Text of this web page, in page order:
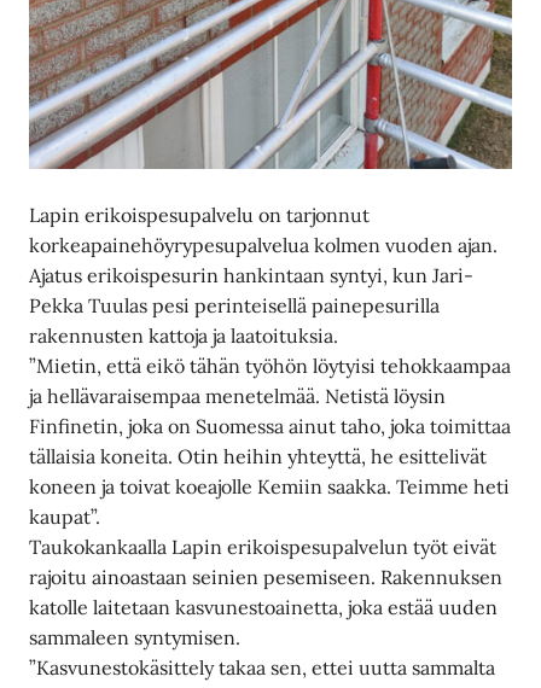
Lapin erikoispesupalvelu on tarjonnut
korkeapainehöyrypesupalvelua kolmen vuoden ajan.
Ajatus erikoispesurin hankintaan syntyi, kun Jari-
Pekka Tuulas pesi perinteisellä painepesurilla
rakennusten kattoja ja laatoituksia.
”Mietin, että eikö tähän työhön löytyisi tehokkaampaa
ja hellävaraisempaa menetelmää. Netistä löysin
Finfinetin, joka on Suomessa ainut taho, joka toimittaa
tällaisia koneita. Otin heihin yhteyttä, he esittelivät
koneen ja toivat koeajolle Kemiin saakka. Teimme heti
kaupat”.
Taukokankaalla Lapin erikoispesupalvelun työt eivät
rajoitu ainoastaan seinien pesemiseen. Rakennuksen
katolle laitetaan kasvunestoainetta, joka estää uuden
sammaleen syntymisen.
”Kasvunestokäsittely takaa sen, ettei uutta sammalta